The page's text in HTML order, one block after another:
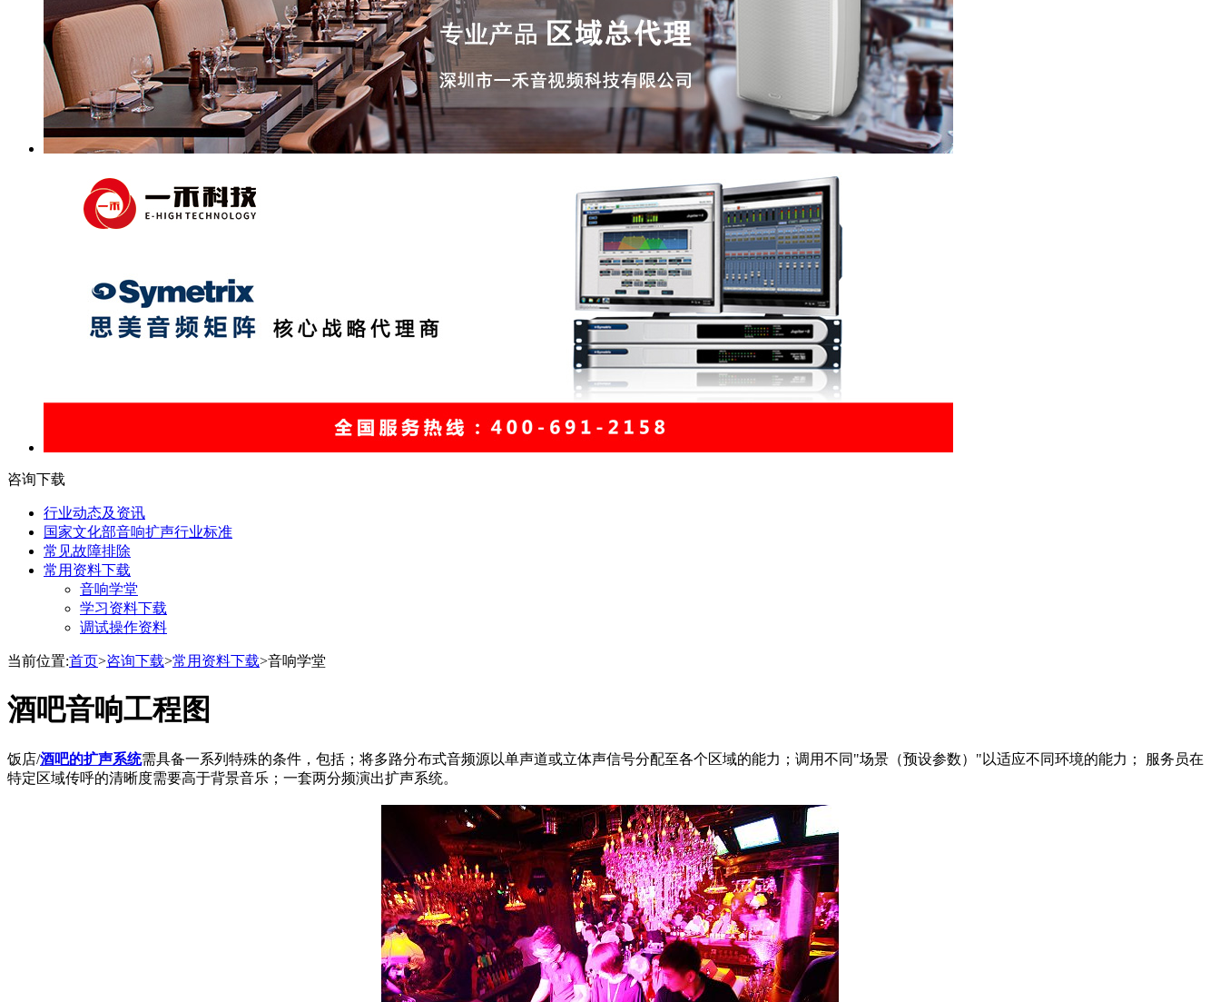
咨询下载
行业动态及资讯
国家文化部音响扩声行业标准
常见故障排除
常用资料下载
音响学堂
学习资料下载
调试操作资料
当前位置:首页>咨询下载>常用资料下载>音响学堂
酒吧音响工程图
饭店/酒吧的扩声系统需具备一系列特殊的条件，包括；将多路分布式音频源以单声道或立体声信号分配至各个区域的能力；调用不同"场景（预设参数）"以适应不同环境的能力； 服务员在
特定区域传呼的清晰度需要高于背景音乐；一套两分频演出扩声系统。